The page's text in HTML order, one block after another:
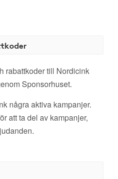
rabattkoder till Nordicink
Sponsorhuset.
några aktiva kampanjer.
att ta del av kampanjer,